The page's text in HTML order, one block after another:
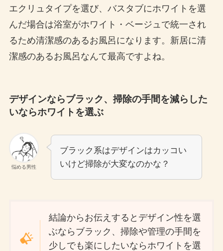
エクリュタイプを選び、バスタブにホワイトを選
んだ場合は浴室がホワイト・ベージュで統一され
るため清潔感のあるお風呂になります。新居に清
潔感のあるお風呂なんて最高ですよね。
デザインならブラック、掃除の手間を減らした
いならホワイトを選ぶ
悩める男性
ブラック系はデザインはカッコい
いけど掃除が大変なのかな？
結論からお伝えするとデザイン性を選
ぶならブラック、掃除や管理の手間を
少しでも楽にしたいならホワイトを選